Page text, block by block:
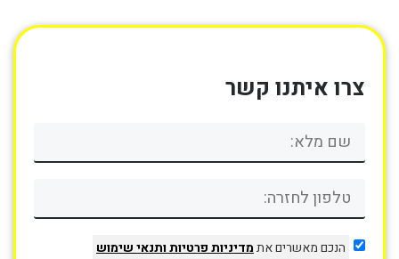
צרו איתנו קשר
הנכם מאשרים אתמדיניות פרטיותותנאי שימוש